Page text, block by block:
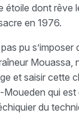
étoile dont rêve
en 1976.
pu s’imposer
Mouassa,
et saisir cette
Moueden qui
du